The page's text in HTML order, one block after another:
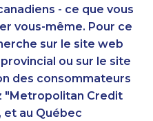
- ce que vous
vous-même. Pour ce
sur le site web
ou sur le site
des consommateurs
"Metropolitan Credit
et au Québec